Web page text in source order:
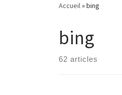
Accueil»bing
bing
62 articles